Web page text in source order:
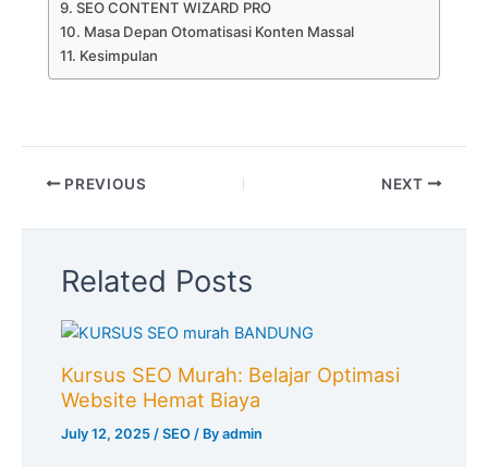
SEO CONTENT WIZARD PRO
Masa Depan Otomatisasi Konten Massal
Kesimpulan
PREVIOUS NEXT
Related Posts
Kursus SEO Murah: Belajar Optimasi
Website Hemat Biaya
July 12, 2025 /SEO / Byadmin